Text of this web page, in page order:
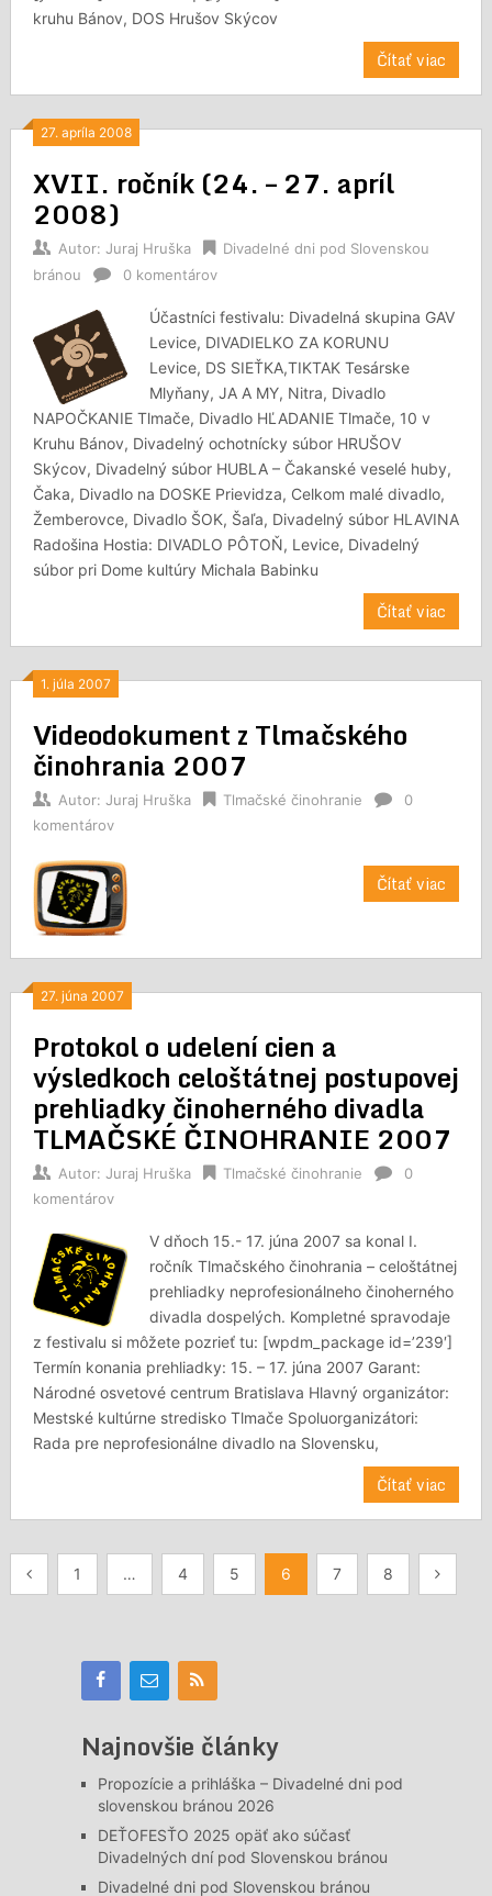
kruhu Bánov, DOS Hrušov Skýcov
Čítať viac
27. apríla 2008
XVII. ročník (24. – 27. apríl
2008)
Autor: Juraj Hruška
Divadelné dni pod Slovenskou
bránou
0 komentárov
Účastníci festivalu: Divadelná skupina GAV
Levice, DIVADIELKO ZA KORUNU
Levice, DS SIEŤKA,TIKTAK Tesárske
Mlyňany, JA A MY, Nitra, Divadlo
NAPOČKANIE Tlmače, Divadlo HĽADANIE Tlmače, 10 v
Kruhu Bánov, Divadelný ochotnícky súbor HRUŠOV
Skýcov, Divadelný súbor HUBLA – Čakanské veselé huby,
Čaka, Divadlo na DOSKE Prievidza, Celkom malé divadlo,
Žemberovce, Divadlo ŠOK, Šaľa, Divadelný súbor HLAVINA
Radošina Hostia: DIVADLO PÔTOŇ, Levice, Divadelný
súbor pri Dome kultúry Michala Babinku
Čítať viac
1. júla 2007
Videodokument z Tlmačského
činohrania 2007
Autor: Juraj Hruška Tlmačské činohranie
0
komentárov
Čítať viac
27. júna 2007
Protokol o udelení cien a
výsledkoch celoštátnej postupovej
prehliadky činoherného divadla
TLMAČSKÉ ČINOHRANIE 2007
Autor: Juraj Hruška Tlmačské činohranie
0
komentárov
V dňoch 15.- 17. júna 2007 sa konal I.
ročník Tlmačského činohrania – celoštátnej
prehliadky neprofesionálneho činoherného
divadla dospelých. Kompletné spravodaje
z festivalu si môžete pozrieť tu: [wpdm_package id=’239′]
Termín konania prehliadky: 15. – 17. júna 2007 Garant:
Národné osvetové centrum Bratislava Hlavný organizátor:
Mestské kultúrne stredisko Tlmače Spoluorganizátori:
Rada pre neprofesionálne divadlo na Slovensku,
Čítať viac
Stránkovanie
1 … 4 5 6 7 8
Najnovšie články
Propozície a prihláška – Divadelné dni pod
slovenskou bránou 2026
DEŤOFESŤO 2025 opäť ako súčasť
Divadelných dní pod Slovenskou bránou
Divadelné dni pod Slovenskou bránou